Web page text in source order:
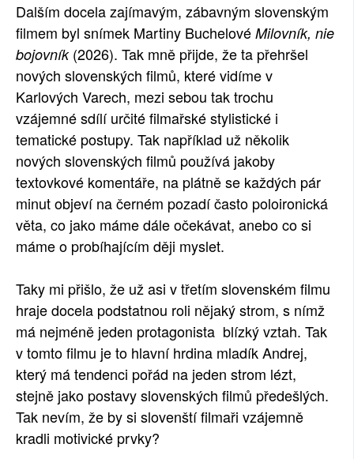
Dalším docela zajímavým, zábavným slovenským
filmem byl snímek Martiny Buchelové Milovník, nie
bojovník (2026). Tak mně přijde, že ta přehršel
nových slovenských filmů, které vidíme v
Karlových Varech, mezi sebou tak trochu
vzájemné sdílí určité filmařské stylistické i
tematické postupy. Tak například už několik
nových slovenských filmů používá jakoby
textovkové komentáře, na plátně se každých pár
minut objeví na černém pozadí často poloironická
věta, co jako máme dále očekávat, anebo co si
máme o probíhajícím ději myslet.
Taky mi přišlo, že už asi v třetím slovenském filmu
hraje docela podstatnou roli nějaký strom, s nímž
má nejméně jeden protagonista blízký vztah. Tak
v tomto filmu je to hlavní hrdina mladík Andrej,
který má tendenci pořád na jeden strom lézt,
stejně jako postavy slovenských filmů předešlých.
Tak nevím, že by si slovenští filmaři vzájemně
kradli motivické prvky?